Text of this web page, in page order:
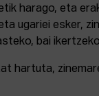
harago, eta
ugariei esker,
bai
hartuta,